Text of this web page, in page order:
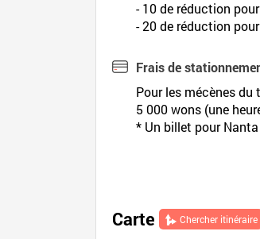
- 10 de réduction
- 20 de réduction
Frais de
Pour les mécènes du
5 000 wons (une
* Un billet pour
Carte Chercher itinéraire